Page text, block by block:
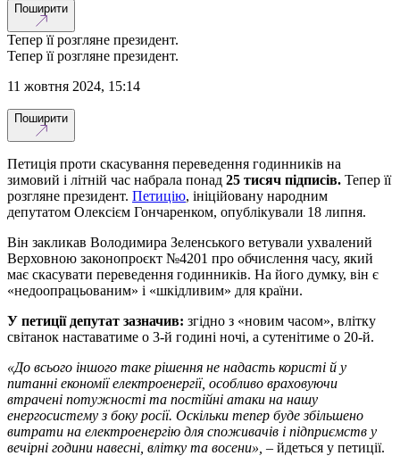
Поширити
Тепер її розгляне президент.
Тепер її розгляне президент.
11 жовтня 2024, 15:14
Поширити
Петиція проти скасування переведення годинників на
зимовий і літній час набрала понад 25 тисяч підписів. Тепер її
розгляне президент. Петицію, ініційовану народним
депутатом Олексієм Гончаренком, опублікували 18 липня.
Він закликав Володимира Зеленського ветували ухвалений
Верховною законопроєкт №4201 про обчислення часу, який
має скасувати переведення годинників. На його думку, він є
«недоопрацьованим» і «шкідливим» для країни.
У петиції депутат зазначив: згідно з «новим часом», влітку
світанок наставатиме о 3-й годині ночі, а сутенітиме о 20-й.
«До всього іншого таке рішення не надасть користі й у
питанні економії електроенергії, особливо враховуючи
втрачені потужності та постійні атаки на нашу
енергосистему з боку росії. Оскільки тепер буде збільшено
витрати на електроенергію для споживачів і підприємств у
вечірні години навесні, влітку та восени», – йдеться у петиції.